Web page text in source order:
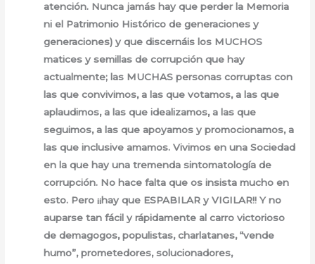
atención. Nunca jamás hay que perder la Memoria
ni el Patrimonio Histórico de generaciones y
generaciones) y que discernáis los MUCHOS
matices y semillas de corrupción que hay
actualmente; las MUCHAS personas corruptas con
las que convivimos, a las que votamos, a las que
aplaudimos, a las que idealizamos, a las que
seguimos, a las que apoyamos y promocionamos, a
las que inclusive amamos. Vivimos en una Sociedad
en la que hay una tremenda sintomatología de
corrupción. No hace falta que os insista mucho en
esto. Pero ¡¡hay que ESPABILAR y VIGILAR!! Y no
auparse tan fácil y rápidamente al carro victorioso
de demagogos, populistas, charlatanes, “vende
humo”, prometedores, solucionadores,